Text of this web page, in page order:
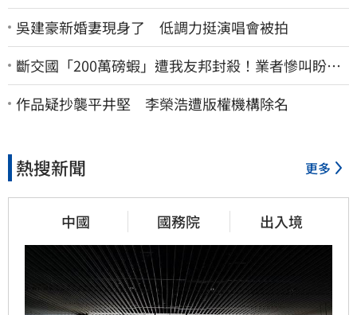
吳建豪新婚妻現身了 低調力挺演唱會被拍
斷交國「200萬磅蝦」遭我友邦封殺！業者慘叫盼重
新開放
作品疑抄襲平井堅 李榮浩遭版權機構除名
熱搜新聞 更多
中國 國務院 出入境